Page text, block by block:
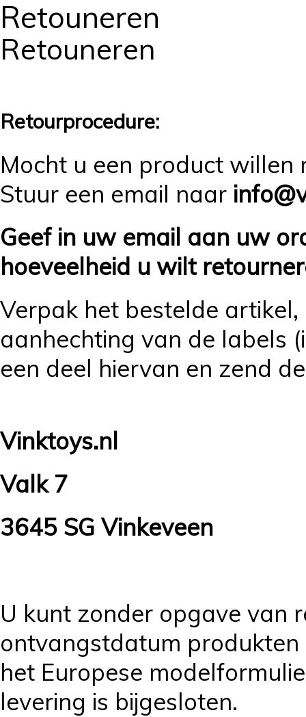
Retouneren
Retouneren
Retourprocedure:
Mocht u een product willen
Stuur een email naar
Geef in uw email aan uw
hoeveelheid u wilt
Verpak het bestelde
aanhechting van de labels
een deel hiervan en zend
Vinktoys.nl
Valk 7
3645 SG Vinkeveen
U kunt zonder opgave van
ontvangstdatum
het Europese
levering is bijgesloten.